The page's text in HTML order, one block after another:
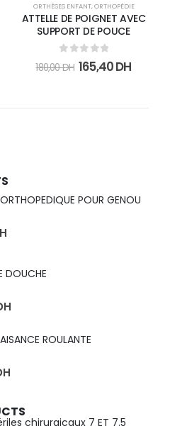
ORTHÈSES ENFANT,ORTHOPÉDIE
ATTELLE DE POIGNET AVEC
SUPPORT DE POUCE
sur 5
180,00DH 165,40DH
POUR GENOU
DOUCHE
ROULANTE
chirurgicaux 7 ET 7.5